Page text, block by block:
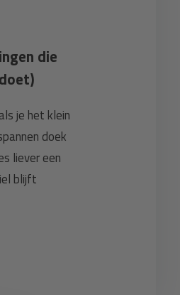
die
je het klein
doek
liever een
blijft